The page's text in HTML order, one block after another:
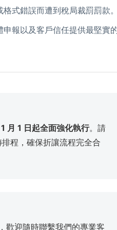
格式錯誤而遭到稅局裁罰罰款
申報以及客戶信任提供最堅實
月 1 日起全面強化執行。請
程，確保折讓流程完全合
歡迎隨時聯繫我們的專業客